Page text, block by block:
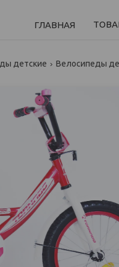
ГЛАВНАЯ
детские Велосипеды